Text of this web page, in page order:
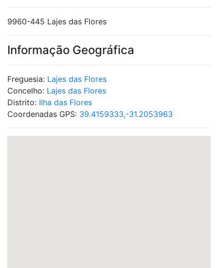
9960-445 Lajes das Flores
Informação Geográfica
Freguesia: Lajes das Flores
Concelho: Lajes das Flores
Distrito: Ilha das Flores
Coordenadas GPS: 39.4159333,-31.2053963